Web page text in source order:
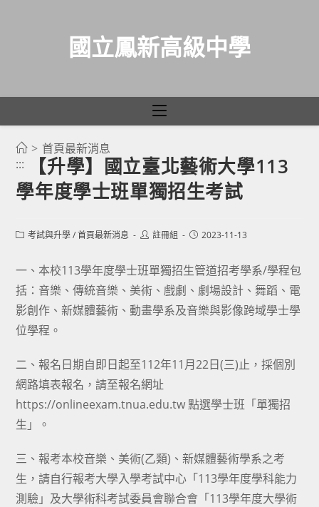
國立鳳新高級中學
> 首頁最新消息
:::
【升學】國立臺北藝術大學113
學年度學士班單獨招生考試
Post考試與升學 / 首頁最新消息
Post註冊組
Post2023-11-13
一、本校113學年度學士班單獨招生管道招考學系/學程包
括：音樂、傳統音樂、美術、戲劇、劇場設計、舞蹈、電
影創作、新媒體藝術、動畫學系及音樂與影像跨域學士學
位學程。
二、報名日期自即日起至112年11月22日(三)止，採個別
網路填表報名，請至報名網址
https://onlineexam.tnua.edu.tw 點選學士班「單獨招
生」。
三、報考本校音樂、美術(乙類)、新媒體藝術學系之考
生，請自行報考大學入學考試中心「113學年度學科能力
測驗」及大學術科考試委員會聯合會「113學年度大學術